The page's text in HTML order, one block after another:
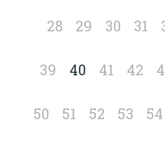
28 29 30 31
39 40 41 42
50 51 52 53 54